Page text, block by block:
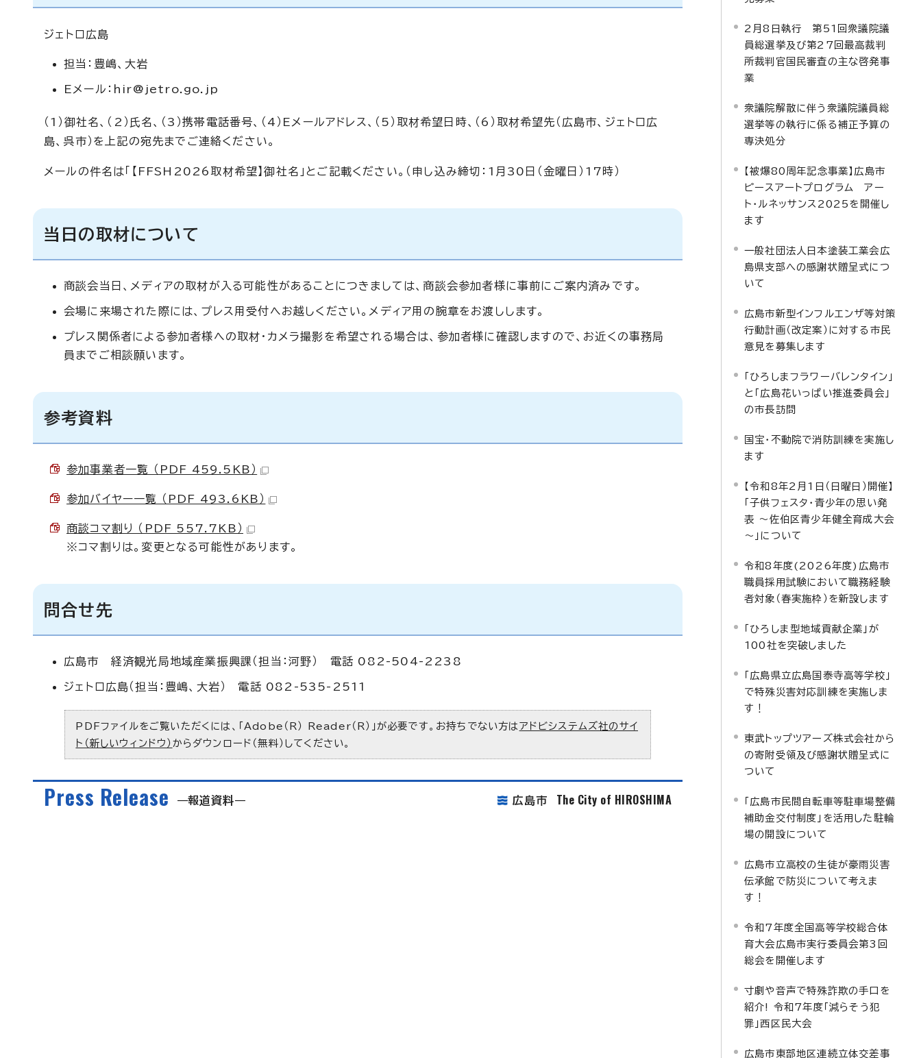
ジェトロ広島
担当：豊嶋、大岩
Eメール： hir@jetro.go.jp
（1）御社名、（2）氏名、（3）携帯電話番号、（4）Eメールアドレス、（5）取材希望日時、（6）取材希望先（広島市、ジェトロ広
島、呉市）を上記の宛先までご連絡ください。
メールの件名は「【FFSH2026取材希望】御社名」とご記載ください。（申し込み締切：1月30日（金曜日）17時）
当日の取材について
商談会当日、メディアの取材が入る可能性があることにつきましては、商談会参加者様に事前にご案内済みです。
会場に来場された際には、プレス用受付へお越しください。メディア用の腕章をお渡しします。
プレス関係者による参加者様への取材・カメラ撮影を希望される場合は、参加者様に確認しますので、お近くの事務局
員までご相談願います。
参考資料
参加事業者一覧 （PDF 459.5KB）
参加バイヤー一覧 （PDF 493.6KB）
商談コマ割り （PDF 557.7KB）
※コマ割りは。変更となる可能性があります。
問合せ先
広島市 経済観光局地域産業振興課（担当：河野） 電話 082-504-2238
ジェトロ広島（担当：豊嶋、大岩） 電話 082-535-2511
PDFファイルをご覧いただくには、「Adobe（R） Reader（R）」が必要です。お持ちでない方は アドビシステムズ社のサイ
ト（新しいウィンドウ） からダウンロード（無料）してください。
Press Release 報道資料 広島市 The City of HIROSHIMA
2月8日執行 第51回衆議院議
員総選挙及び第27回最高裁判
所裁判官国民審査の主な啓発事
業
衆議院解散に伴う衆議院議員総
選挙等の執行に係る補正予算の
専決処分
【被爆80周年記念事業】広島市
ピースアートプログラム アー
ト・ルネッサンス2025を開催し
ます
一般社団法人日本塗装工業会広
島県支部への感謝状贈呈式につ
いて
広島市新型インフルエンザ等対策
行動計画（改定案）に対する市民
意見を募集します
「ひろしまフラワーバレンタイン」
と「広島花いっぱい推進委員会」
の市長訪問
国宝・不動院で消防訓練を実施し
ます
【令和8年2月1日（日曜日）開催】
「子供フェスタ・青少年の思い発
表 ～佐伯区青少年健全育成大会
～」について
令和8年度(2026年度)広島市
職員採用試験において職務経験
者対象（春実施枠）を新設します
「ひろしま型地域貢献企業」が
100社を突破しました
「広島県立広島国泰寺高等学校」
で特殊災害対応訓練を実施しま
す！
東武トップツアーズ株式会社から
の寄附受領及び感謝状贈呈式に
ついて
「広島市民間自転車等駐車場整備
補助金交付制度」を活用した駐輪
場の開設について
広島市立高校の生徒が豪雨災害
伝承館で防災について考えま
す！
令和7年度全国高等学校総合体
育大会広島市実行委員会第3回
総会を開催します
寸劇や音声で特殊詐欺の手口を
紹介! 令和7年度「減らそう犯
罪」西区民大会
広島市東部地区連続立体交差事